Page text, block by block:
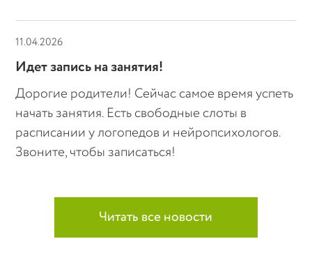
11.04.2026
Идет запись на занятия!
Дорогие родители! Сейчас самое время успеть
начать занятия. Есть свободные слоты в
расписании у логопедов и нейропсихологов.
Звоните, чтобы записаться!
Читать все новости